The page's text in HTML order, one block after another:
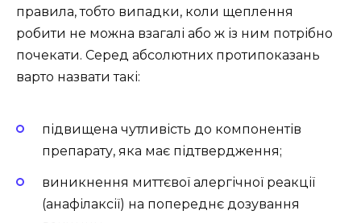
правила, тобто випадки, коли щеплення
робити не можна взагалі або ж із ним потрібно
почекати. Серед абсолютних протипоказань
варто назвати такі:
підвищена чутливість до компонентів
препарату, яка має підтвердження;
виникнення миттєвої алергічної реакції
(анафілаксії) на попереднє дозування